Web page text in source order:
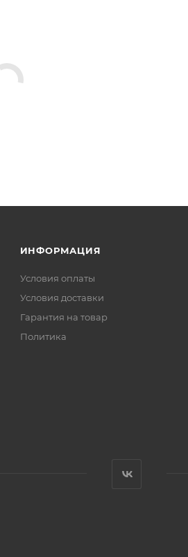
ИНФОРМАЦИЯ
Условия оплаты
Условия доставки
Гарантия на товар
Политика